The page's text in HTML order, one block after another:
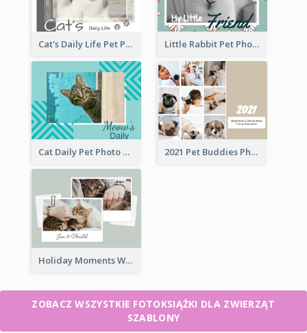
Cat's Daily Life Pet Photo Book Little Rabbit Pet Photo Book
Cat Daily Pet Photo Book Details 2021 Pet Buddies Photo Book
Holiday Moments With Pets Photo Book
ZOBACZ WSZYSTKIE FOTOKSIĄŻKI DLA ZWIERZĄT
SZABLONY